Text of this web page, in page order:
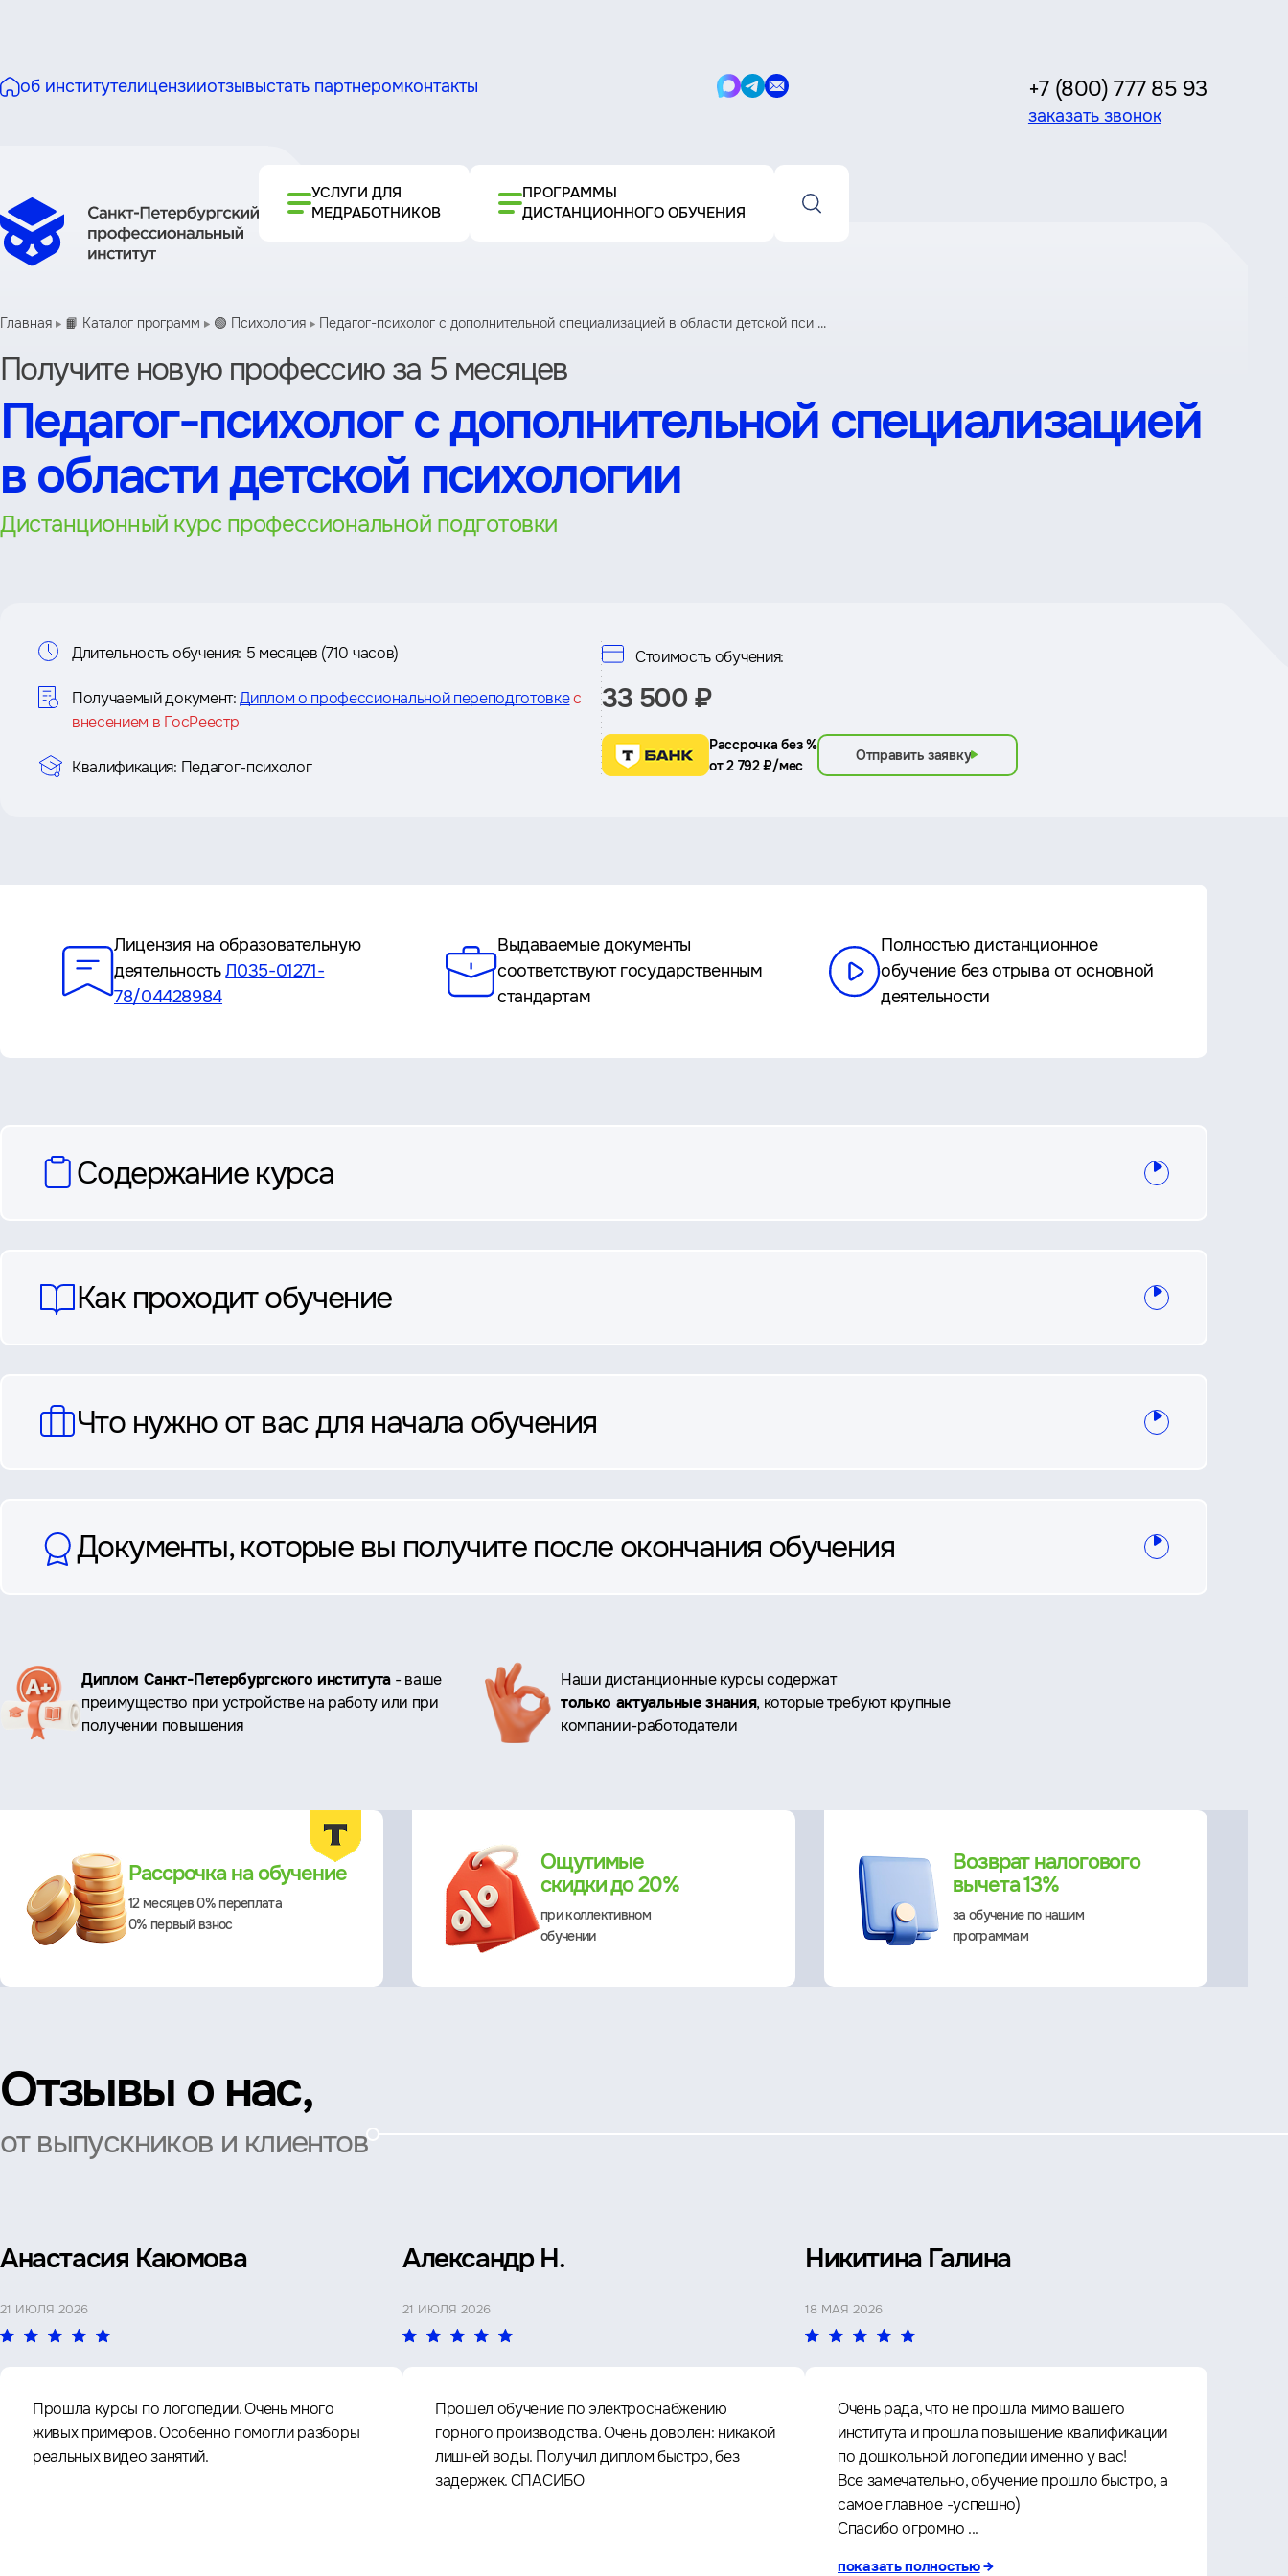
об институтелицензииотзывыстать партнеромконтакты
Написать
Написать
Написать
+7 (800) 777 85 93
заказать звонок
УСЛУГИ ДЛЯ
МЕДРАБОТНИКОВ
ПРОГРАММЫ
ДИСТАНЦИОННОГО ОБУЧЕНИЯ
Главная 📙 Каталог программ 🟢 Психология Педагог-психолог с дополнительной специализацией в области детской пси ...
Получите новую профессию за 5 месяцев
Педагог-психолог с дополнительной специализацией
в области детской психологии
Дистанционный курс профессиональной подготовки
Информация
о
курсе
Длительность обучения: 5 месяцев (710 часов)
Получаемый документ: Диплом о профессиональной переподготовкес
внесением в ГосРеестр
Квалификация: Педагог-психолог
Стоимость обучения:
33 500 ₽
Рассрочка без %
от 2 792 ₽/мес
Отправить заявку
Лицензия на образовательную
деятельностьЛ035-01271-
78/04428984
Выдаваемые документы
соответствуют государственным
стандартам
Полностью дистанционное
обучение без отрыва от основной
деятельности
вопросы
Содержание курса
Как проходит обучение
Что нужно от вас для начала обучения
Документы, которые вы получите после окончания обучения
Ключевые
преимущества
Диплом Санкт-Петербургского института - ваше
преимущество при устройстве на работу или при
получении повышения
Наши дистанционные курсы содержат
только актуальные знания, которые требуют крупные
компании-работодатели
Рассрочка на обучение
12 месяцев 0% переплата
0% первый взнос
Ощутимые
скидки до 20%
при коллективном
обучении
Возврат налогового
вычета 13%
за обучение по нашим
программам
Отзывы о нас,
от выпускников и клиентов
Анастасия Каюмова
21 ИЮЛЯ 2026
Прошла курсы по логопедии. Очень много
живых примеров. Особенно помогли разборы
реальных видео занятий.
Александр Н.
21 ИЮЛЯ 2026
Прошел обучение по электроснабжению
горного производства. Очень доволен: никакой
лишней воды. Получил диплом быстро, без
задержек. СПАСИБО
Никитина Галина
18 МАЯ 2026
Очень рада, что не прошла мимо вашего
института и прошла повышение квалификации
по дошкольной логопедии именно у вас!
Все замечательно, обучение прошло быстро, а
самое главное -успешно)
Спасибо огромно ...
показать полностью→